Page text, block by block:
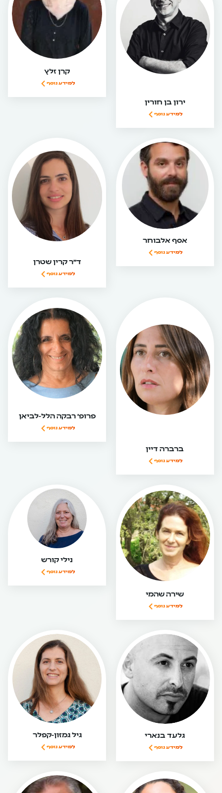
ירון בן חורין
למידע נוסף
קרן זלץ
למידע נוסף
אסף אלבוחר
למידע נוסף
ד״ר קרין שטרן
למידע נוסף
ברברה דיין
למידע נוסף
פרופ' רבקה הלל-לביאן
למידע נוסף
שירה שהמי
למידע נוסף
נילי קורש
למידע נוסף
גלעד בנארי
למידע נוסף
גיל גמזון-קפלר
למידע נוסף